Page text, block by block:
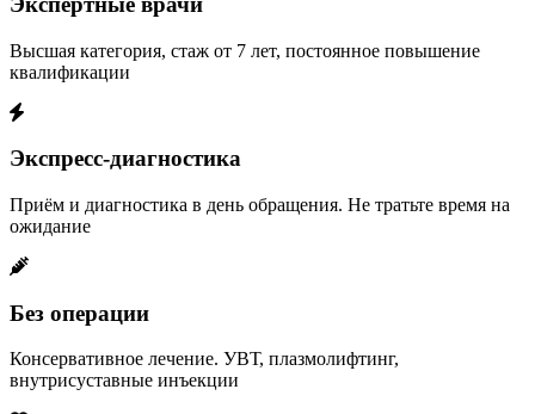
Высшая категория, стаж от 7 лет, постоянное повышение
квалификации
Экспресс-диагностика
Приём и диагностика в день обращения. Не тратьте время на
ожидание
Без операции
Консервативное лечение. УВТ, плазмолифтинг,
внутрисуставные инъекции